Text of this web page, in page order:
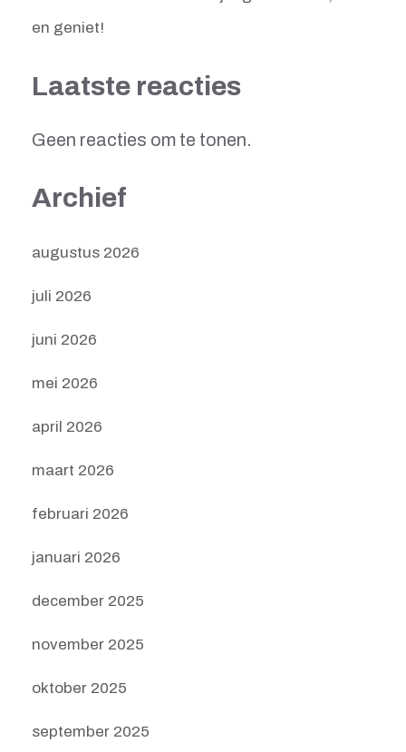
en geniet!
Laatste reacties
Geen reacties om te tonen.
Archief
augustus 2026
juli 2026
juni 2026
mei 2026
april 2026
maart 2026
februari 2026
januari 2026
december 2025
november 2025
oktober 2025
september 2025